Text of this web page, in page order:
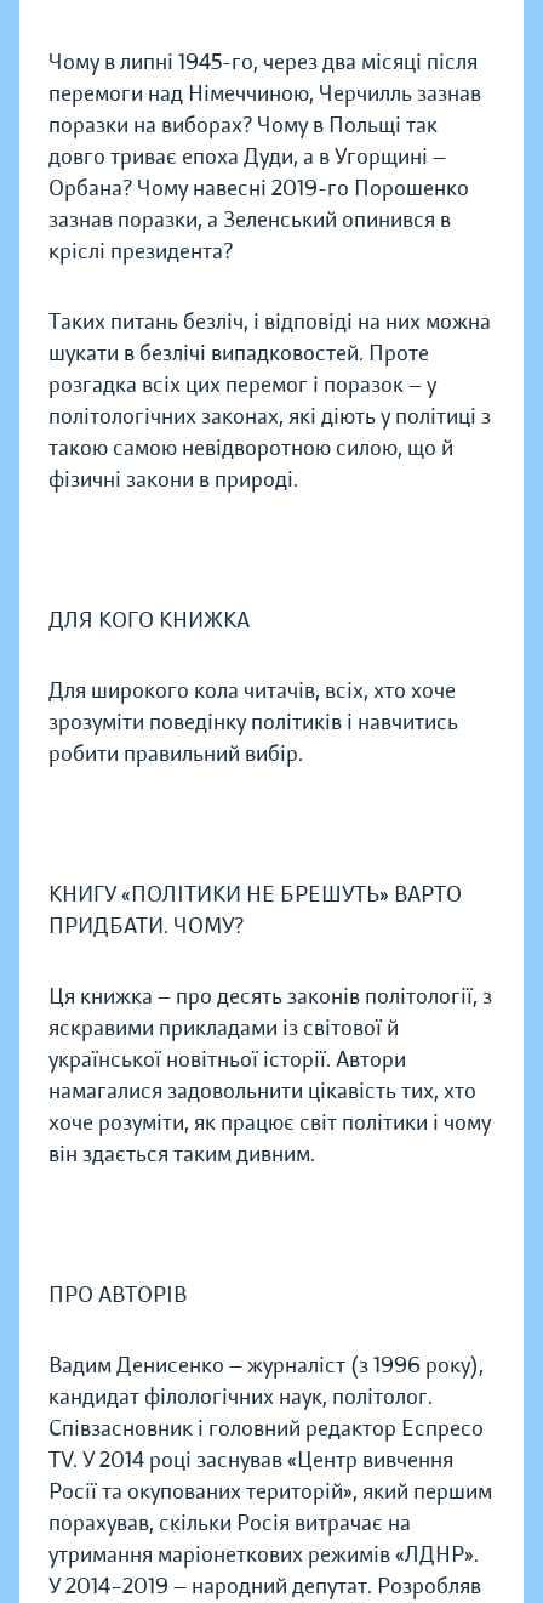
Чому в липні 1945-го, через два місяці після
перемоги над Німеччиною, Черчилль зазнав
поразки на виборах? Чому в Польщі так
довго триває епоха Дуди, а в Угорщині —
Орбана? Чому навесні 2019-го Порошенко
зазнав поразки, а Зеленський опинився в
кріслі президента?
Таких питань безліч, і відповіді на них можна
шукати в безлічі випадковостей. Проте
розгадка всіх цих перемог і поразок — у
політологічних законах, які діють у політиці з
такою самою невідворотною силою, що й
фізичні закони в природі.
ДЛЯ КОГО КНИЖКА
Для широкого кола читачів, всіх, хто хоче
зрозуміти поведінку політиків і навчитись
робити правильний вибір.
КНИГУ «ПОЛІТИКИ НЕ БРЕШУТЬ» ВАРТО
ПРИДБАТИ. ЧОМУ?
Ця книжка — про десять законів політології, з
яскравими прикладами із світової й
української новітньої історії. Автори
намагалися задовольнити цікавість тих, хто
хоче розуміти, як працює світ політики і чому
він здається таким дивним.
ПРО АВТОРІВ
Вадим Денисенко — журналіст (з 1996 року),
кандидат філологічних наук, політолог.
Співзасновник і головний редактор Еспресо
TV. У 2014 році заснував «Центр вивчення
Росії та окупованих територій», який першим
порахував, скільки Росія витрачає на
утримання маріонеткових режимів «ЛДНР».
У 2014–2019 — народний депутат. Розробляв